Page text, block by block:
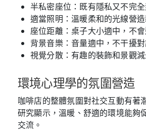
半私密座位：既有隱私又不完
適當照明：溫暖柔和的光線營
座位距離：桌子大小適中，不
背景音樂：音量適中，不干擾
視覺分散：有趣的裝飾和景觀
環境心理學的氛圍營造
咖啡店的整體氛圍對社交互動有著
研究顯示，溫暖、舒適的環境能夠
交流。